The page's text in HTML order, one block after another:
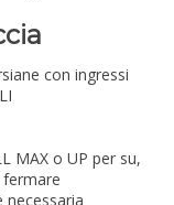
con ingressi
MAX o UP per su,
fermare
necessaria